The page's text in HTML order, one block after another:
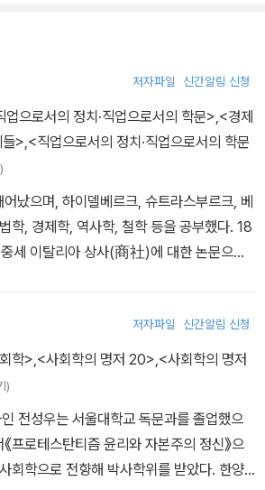
저자파일 신간알림 신청
으로서의 정치·직업으로서의 학문>,<경제
들>,<직업으로서의 정치·직업으로서의 학문
났으며, 하이델베르크, 슈트라스부르크, 베
학, 경제학, 역사학, 철학 등을 공부했다. 18
세 이탈리아 상사(商社)에 대한 논문으로
안네 슈니트거와 결혼했다. 1894년에 프라
및 재정학 정교수로 초빙되었다. 1897년에
제학 및 재정학 정교수로 초빙되었으나,
1904년 베르너 좀바르트 및 에드가 야페와
저널』의 공동 편집인이 되었다. 독일 사회학
역할을 했으며, 1909년 이 학회가 창립되었
저자파일 신간알림 신청
학>,<사회학의 명저 20>,<사회학의 명저
)
전성우는 서울대학교 독문과를 졸업했으
프로테스탄티즘 윤리와 자본주의 정신》으
회학으로 전향해 박사학위를 받았다. 한양